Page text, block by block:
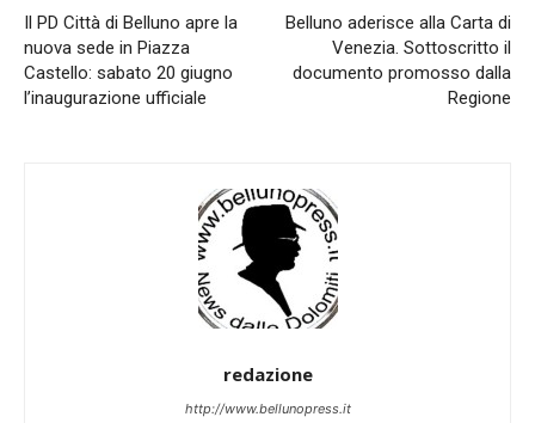
Il PD Città di Belluno apre la
nuova sede in Piazza
Castello: sabato 20 giugno
l’inaugurazione ufficiale
Belluno aderisce alla Carta di
Venezia. Sottoscritto il
documento promosso dalla
Regione
redazione
http://www.bellunopress.it